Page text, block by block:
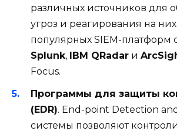
различных источников для
угроз и реагирования на
популярных SIEM-платформ
Splunk, IBM QRadar и
Focus.
Программы для защиты
(EDR). End-point Detection
системы позволяют